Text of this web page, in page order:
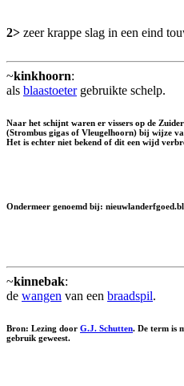
2> zeer krappe slag in een eind
~kinkhoorn:
als blaastoetergebruikte schelp.
Naar het schijnt waren er vissers op de
(Strombus gigas of Vleugelhoorn) bij wijze
Het is echter niet bekend of dit een wijd
Ondermeer genoemd bij:
~kinnebak:
de wangen van een braadspil.
Bron: Lezing door G.J. Schutten. De term is
gebruik geweest.